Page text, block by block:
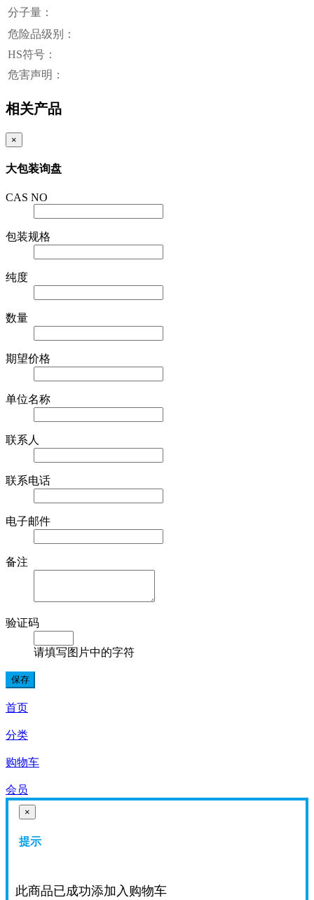
分子量：
危险品级别：
HS符号：
危害声明：
相关产品
×
大包装询盘
CAS NO
包装规格
纯度
数量
期望价格
单位名称
联系人
联系电话
电子邮件
备注
验证码
请填写图片中的字符
首页
分类
购物车
会员
×
提示
此商品已成功添加入购物车